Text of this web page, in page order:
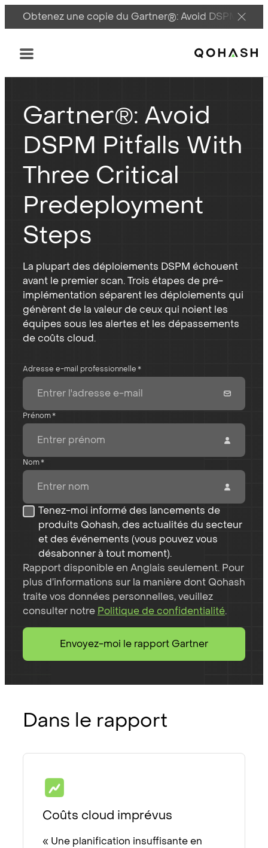
Obtenez une copie du Gartner®: Avoid DSPM
Main Logo
Menu
Gartner®: Avoid
DSPM Pitfalls With
Three Critical
Predeployment
Steps
La plupart des déploiements DSPM échouent
avant le premier scan. Trois étapes de pré-
implémentation séparent les déploiements qui
génèrent de la valeur de ceux qui noient les
équipes sous les alertes et les dépassements
de coûts cloud.
Adresse e-mail professionnelle*
Prénom*
Nom*
Tenez-moi informé des lancements de
produits Qohash, des actualités du secteur
et des événements (vous pouvez vous
désabonner à tout moment).
Rapport disponible en Anglais seulement. Pour
plus d’informations sur la manière dont Qohash
traite vos données personnelles, veuillez
consulter notre Politique de confidentialité.
Envoyez-moi le rapport Gartner
Dans le rapport
Coûts cloud imprévus
« Une planification insuffisante en